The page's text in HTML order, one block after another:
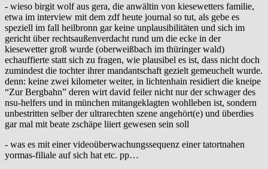
- wieso birgit wolf aus gera, die anwältin von kiesewetters familie,
etwa im interview mit dem zdf heute journal so tut, als gebe es
speziell im fall heilbronn gar keine unplausibilitäten und sich im
gericht über rechtsaußenverdacht rund um die ecke in der
kiesewetter groß wurde (oberweißbach im thüringer wald)
echauffierte statt sich zu fragen, wie plausibel es ist, dass nicht doch
zumindest die tochter ihrer mandantschaft gezielt gemeuchelt wurde.
denn: keine zwei kilometer weiter, in lichtenhain residiert die kneipe
“Zur Bergbahn” deren wirt david feiler nicht nur der schwager des
nsu-helfers und in münchen mitangeklagten wohlleben ist, sondern
unbestritten selber der ultrarechten szene angehört(e) und überdies
gar mal mit beate zschäpe liiert gewesen sein soll
- was es mit einer videoüberwachungssequenz einer tatortnahen
yormas-filiale auf sich hat etc. pp…